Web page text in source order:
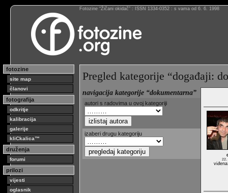
Fotozine “Žičani okidač” : ISSN 1334-0352 : s vama od 6. 6. 1998
fotozine
site map
članovi
fotografija
odkritje
kalibracija
galerije
kliCkalica™
druženja
forumi
prilozi
vijesti
oglasnik
Pregled kategorije “događaji:
navigacija kategorije “dokumentarna”
autori s radovima u ovoj kategoriji
izaberi drugu kategoriju
22.